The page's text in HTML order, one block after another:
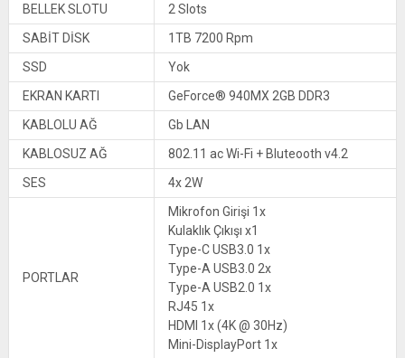
BELLEK SLOTU
2 Slots
SABİT DİSK
1TB 7200 Rpm
SSD
Yok
EKRAN KARTI
GeForce® 940MX 2GB DDR3
KABLOLU AĞ
Gb LAN
KABLOSUZ AĞ
802.11 ac Wi-Fi + Bluteooth v4.2
SES
4x 2W
PORTLAR
Mikrofon Girişi 1x
Kulaklık Çıkışı x1
Type-C USB3.0 1x
Type-A USB3.0 2x
Type-A USB2.0 1x
RJ45 1x
HDMI 1x (4K @ 30Hz)
Mini-DisplayPort 1x